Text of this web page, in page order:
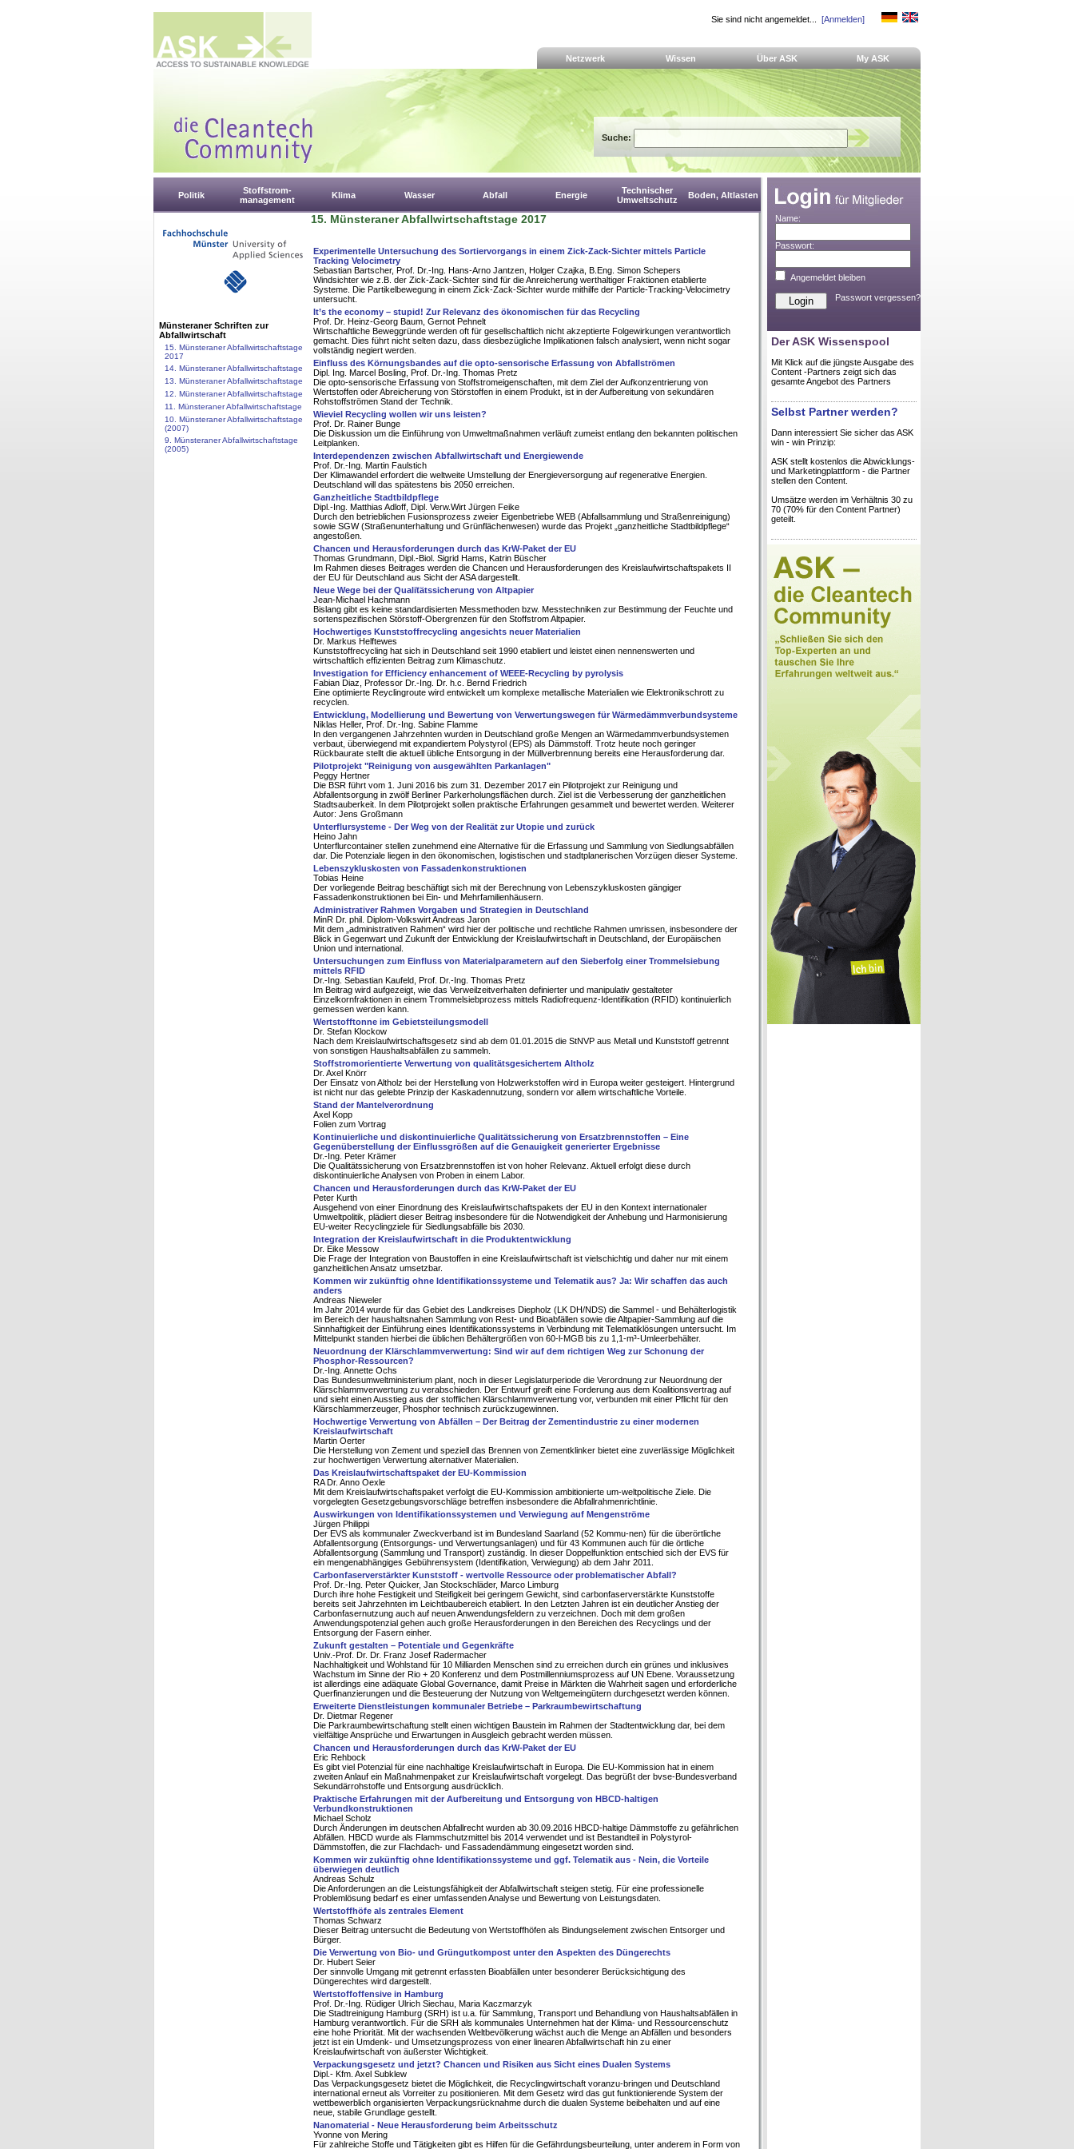
Sie sind nicht angemeldet... [Anmelden]
Netzwerk Wissen Über ASK My ASK
Suche:
Politik
Stoffstrom-
management
Klima Wasser Abfall Energie
Technischer
Umweltschutz
Boden, Altlasten
Münsteraner Schriften zur
Abfallwirtschaft
15. Münsteraner Abfallwirtschaftstage
2017
14. Münsteraner Abfallwirtschaftstage
13. Münsteraner Abfallwirtschaftstage
12. Münsteraner Abfallwirtschaftstage
11. Münsteraner Abfallwirtschaftstage
10. Münsteraner Abfallwirtschaftstage
(2007)
9. Münsteraner Abfallwirtschaftstage
(2005)
15. Münsteraner Abfallwirtschaftstage 2017
Experimentelle Untersuchung des Sortiervorgangs in einem Zick-Zack-Sichter mittels Particle
Tracking Velocimetry
Sebastian Bartscher, Prof. Dr.-Ing. Hans-Arno Jantzen, Holger Czajka, B.Eng. Simon Schepers
Windsichter wie z.B. der Zick-Zack-Sichter sind für die Anreicherung werthaltiger Fraktionen etablierte
Systeme. Die Partikelbewegung in einem Zick-Zack-Sichter wurde mithilfe der Particle-Tracking-Velocimetry
untersucht.
It’s the economy – stupid! Zur Relevanz des ökonomischen für das Recycling
Prof. Dr. Heinz-Georg Baum, Gernot Pehnelt
Wirtschaftliche Beweggründe werden oft für gesellschaftlich nicht akzeptierte Folgewirkungen verantwortlich
gemacht. Dies führt nicht selten dazu, dass diesbezügliche Implikationen falsch analysiert, wenn nicht sogar
vollständig negiert werden.
Einfluss des Körnungsbandes auf die opto-sensorische Erfassung von Abfallströmen
Dipl. Ing. Marcel Bosling, Prof. Dr.-Ing. Thomas Pretz
Die opto-sensorische Erfassung von Stoffstromeigenschaften, mit dem Ziel der Aufkonzentrierung von
Wertstoffen oder Abreicherung von Störstoffen in einem Produkt, ist in der Aufbereitung von sekundären
Rohstoffströmen Stand der Technik.
Wieviel Recycling wollen wir uns leisten?
Prof. Dr. Rainer Bunge
Die Diskussion um die Einführung von Umweltmaßnahmen verläuft zumeist entlang den bekannten politischen
Leitplanken.
Interdependenzen zwischen Abfallwirtschaft und Energiewende
Prof. Dr.-Ing. Martin Faulstich
Der Klimawandel erfordert die weltweite Umstellung der Energieversorgung auf regenerative Energien.
Deutschland will das spätestens bis 2050 erreichen.
Ganzheitliche Stadtbildpflege
Dipl.-Ing. Matthias Adloff, Dipl. Verw.Wirt Jürgen Feike
Durch den betrieblichen Fusionsprozess zweier Eigenbetriebe WEB (Abfallsammlung und Straßenreinigung)
sowie SGW (Straßenunterhaltung und Grünflächenwesen) wurde das Projekt „ganzheitliche Stadtbildpflege“
angestoßen.
Chancen und Herausforderungen durch das KrW-Paket der EU
Thomas Grundmann, Dipl.-Biol. Sigrid Hams, Katrin Büscher
Im Rahmen dieses Beitrages werden die Chancen und Herausforderungen des Kreislaufwirtschaftspakets II
der EU für Deutschland aus Sicht der ASA dargestellt.
Neue Wege bei der Qualiẗätssicherung von Altpapier
Jean-Michael Hachmann
Bislang gibt es keine standardisierten Messmethoden bzw. Messtechniken zur Bestimmung der Feuchte und
sortenspezifischen Störstoff-Obergrenzen für den Stoffstrom Altpapier.
Hochwertiges Kunststoffrecycling angesichts neuer Materialien
Dr. Markus Helftewes
Kunststoffrecycling hat sich in Deutschland seit 1990 etabliert und leistet einen nennenswerten und
wirtschaftlich effizienten Beitrag zum Klimaschutz.
Investigation for Efficiency enhancement of WEEE-Recycling by pyrolysis
Fabian Diaz, Professor Dr.-Ing. Dr. h.c. Bernd Friedrich
Eine optimierte Reyclingroute wird entwickelt um komplexe metallische Materialien wie Elektronikschrott zu
recyclen.
Entwicklung, Modellierung und Bewertung von Verwertungswegen für Wärmedämmverbundsysteme
Niklas Heller, Prof. Dr.-Ing. Sabine Flamme
In den vergangenen Jahrzehnten wurden in Deutschland große Mengen an Wärmedammverbundsystemen
verbaut, überwiegend mit expandiertem Polystyrol (EPS) als Dämmstoff. Trotz heute noch geringer
Rückbaurate stellt die aktuell übliche Entsorgung in der Müllverbrennung bereits eine Herausforderung dar.
Pilotprojekt "Reinigung von ausgewählten Parkanlagen"
Peggy Hertner
Die BSR führt vom 1. Juni 2016 bis zum 31. Dezember 2017 ein Pilotprojekt zur Reinigung und
Abfallentsorgung in zwölf Berliner Parkerholungsflächen durch. Ziel ist die Verbesserung der ganzheitlichen
Stadtsauberkeit. In dem Pilotprojekt sollen praktische Erfahrungen gesammelt und bewertet werden. Weiterer
Autor: Jens Großmann
Unterflursysteme - Der Weg von der Realität zur Utopie und zurück
Heino Jahn
Unterflurcontainer stellen zunehmend eine Alternative für die Erfassung und Sammlung von Siedlungsabfällen
dar. Die Potenziale liegen in den ökonomischen, logistischen und stadtplanerischen Vorzügen dieser Systeme.
Lebenszykluskosten von Fassadenkonstruktionen
Tobias Heine
Der vorliegende Beitrag beschäftigt sich mit der Berechnung von Lebenszykluskosten gängiger
Fassadenkonstruktionen bei Ein- und Mehrfamilienhäusern.
Administrativer Rahmen Vorgaben und Strategien in Deutschland
MinR Dr. phil. Diplom-Volkswirt Andreas Jaron
Mit dem „administrativen Rahmen“ wird hier der politische und rechtliche Rahmen umrissen, insbesondere der
Blick in Gegenwart und Zukunft der Entwicklung der Kreislaufwirtschaft in Deutschland, der Europäischen
Union und international.
Untersuchungen zum Einfluss von Materialparametern auf den Sieberfolg einer Trommelsiebung
mittels RFID
Dr.-Ing. Sebastian Kaufeld, Prof. Dr.-Ing. Thomas Pretz
Im Beitrag wird aufgezeigt, wie das Verweilzeitverhalten definierter und manipulativ gestalteter
Einzelkornfraktionen in einem Trommelsiebprozess mittels Radiofrequenz-Identifikation (RFID) kontinuierlich
gemessen werden kann.
Wertstofftonne im Gebietsteilungsmodell
Dr. Stefan Klockow
Nach dem Kreislaufwirtschaftsgesetz sind ab dem 01.01.2015 die StNVP aus Metall und Kunststoff getrennt
von sonstigen Haushaltsabfällen zu sammeln.
Stoffstromorientierte Verwertung von qualitätsgesichertem Altholz
Dr. Axel Knörr
Der Einsatz von Altholz bei der Herstellung von Holzwerkstoffen wird in Europa weiter gesteigert. Hintergrund
ist nicht nur das gelebte Prinzip der Kaskadennutzung, sondern vor allem wirtschaftliche Vorteile.
Stand der Mantelverordnung
Axel Kopp
Folien zum Vortrag
Kontinuierliche und diskontinuierliche Qualitätssicherung von Ersatzbrennstoffen – Eine
Gegenüberstellung der Einflussgrößen auf die Genauigkeit generierter Ergebnisse
Dr.-Ing. Peter Krämer
Die Qualitätssicherung von Ersatzbrennstoffen ist von hoher Relevanz. Aktuell erfolgt diese durch
diskontinuierliche Analysen von Proben in einem Labor.
Chancen und Herausforderungen durch das KrW-Paket der EU
Peter Kurth
Ausgehend von einer Einordnung des Kreislaufwirtschaftspakets der EU in den Kontext internationaler
Umweltpolitik, plädiert dieser Beitrag insbesondere für die Notwendigkeit der Anhebung und Harmonisierung
EU-weiter Recyclingziele für Siedlungsabfälle bis 2030.
Integration der Kreislaufwirtschaft in die Produktentwicklung
Dr. Eike Messow
Die Frage der Integration von Baustoffen in eine Kreislaufwirtschaft ist vielschichtig und daher nur mit einem
ganzheitlichen Ansatz umsetzbar.
Kommen wir zukünftig ohne Identifikationssysteme und Telematik aus? Ja: Wir schaffen das auch
anders
Andreas Nieweler
Im Jahr 2014 wurde für das Gebiet des Landkreises Diepholz (LK DH/NDS) die Sammel - und Behälterlogistik
im Bereich der haushaltsnahen Sammlung von Rest- und Bioabfällen sowie die Altpapier-Sammlung auf die
Sinnhaftigkeit der Einführung eines Identifikationssystems in Verbindung mit Telematiklösungen untersucht. Im
Mittelpunkt standen hierbei die üblichen Behältergrößen von 60-l-MGB bis zu 1,1-m³-Umleerbehälter.
Neuordnung der Klärschlammverwertung: Sind wir auf dem richtigen Weg zur Schonung der
Phosphor-Ressourcen?
Dr.-Ing. Annette Ochs
Das Bundesumweltministerium plant, noch in dieser Legislaturperiode die Verordnung zur Neuordnung der
Klärschlammverwertung zu verabschieden. Der Entwurf greift eine Forderung aus dem Koalitionsvertrag auf
und sieht einen Ausstieg aus der stofflichen Klärschlammverwertung vor, verbunden mit einer Pflicht für den
Klärschlammerzeuger, Phosphor technisch zurückzugewinnen.
Hochwertige Verwertung von Abfällen – Der Beitrag der Zementindustrie zu einer modernen
Kreislaufwirtschaft
Martin Oerter
Die Herstellung von Zement und speziell das Brennen von Zementklinker bietet eine zuverlässige Möglichkeit
zur hochwertigen Verwertung alternativer Materialien.
Das Kreislaufwirtschaftspaket der EU-Kommission
RA Dr. Anno Oexle
Mit dem Kreislaufwirtschaftspaket verfolgt die EU-Kommission ambitionierte um-weltpolitische Ziele. Die
vorgelegten Gesetzgebungsvorschläge betreffen insbesondere die Abfallrahmenrichtlinie.
Auswirkungen von Identifikationssystemen und Verwiegung auf Mengenströme
Jürgen Philippi
Der EVS als kommunaler Zweckverband ist im Bundesland Saarland (52 Kommu-nen) für die überörtliche
Abfallentsorgung (Entsorgungs- und Verwertungsanlagen) und für 43 Kommunen auch für die örtliche
Abfallentsorgung (Sammlung und Transport) zuständig. In dieser Doppelfunktion entschied sich der EVS für
ein mengenabhängiges Gebührensystem (Identifikation, Verwiegung) ab dem Jahr 2011.
Carbonfaserverstärkter Kunststoff - wertvolle Ressource oder problematischer Abfall?
Prof. Dr.-Ing. Peter Quicker, Jan Stockschläder, Marco Limburg
Durch ihre hohe Festigkeit und Steifigkeit bei geringem Gewicht, sind carbonfaserverstärkte Kunststoffe
bereits seit Jahrzehnten im Leichtbaubereich etabliert. In den Letzten Jahren ist ein deutlicher Anstieg der
Carbonfasernutzung auch auf neuen Anwendungsfeldern zu verzeichnen. Doch mit dem großen
Anwendungspotenzial gehen auch große Herausforderungen in den Bereichen des Recyclings und der
Entsorgung der Fasern einher.
Zukunft gestalten – Potentiale und Gegenkräfte
Univ.-Prof. Dr. Dr. Franz Josef Radermacher
Nachhaltigkeit und Wohlstand für 10 Milliarden Menschen sind zu erreichen durch ein grünes und inklusives
Wachstum im Sinne der Rio + 20 Konferenz und dem Postmillenniumsprozess auf UN Ebene. Voraussetzung
ist allerdings eine adäquate Global Governance, damit Preise in Märkten die Wahrheit sagen und erforderliche
Querfinanzierungen und die Besteuerung der Nutzung von Weltgemeingütern durchgesetzt werden können.
Erweiterte Dienstleistungen kommunaler Betriebe – Parkraumbewirtschaftung
Dr. Dietmar Regener
Die Parkraumbewirtschaftung stellt einen wichtigen Baustein im Rahmen der Stadtentwicklung dar, bei dem
vielfältige Ansprüche und Erwartungen in Ausgleich gebracht werden müssen.
Chancen und Herausforderungen durch das KrW-Paket der EU
Eric Rehbock
Es gibt viel Potenzial für eine nachhaltige Kreislaufwirtschaft in Europa. Die EU-Kommission hat in einem
zweiten Anlauf ein Maßnahmenpaket zur Kreislaufwirtschaft vorgelegt. Das begrüßt der bvse-Bundesverband
Sekundärrohstoffe und Entsorgung ausdrücklich.
Praktische Erfahrungen mit der Aufbereitung und Entsorgung von HBCD-haltigen
Verbundkonstruktionen
Michael Scholz
Durch Änderungen im deutschen Abfallrecht wurden ab 30.09.2016 HBCD-haltige Dämmstoffe zu gefährlichen
Abfällen. HBCD wurde als Flammschutzmittel bis 2014 verwendet und ist Bestandteil in Polystyrol-
Dämmstoffen, die zur Flachdach- und Fassadendämmung eingesetzt worden sind.
Kommen wir zukünftig ohne Identifikationssysteme und ggf. Telematik aus - Nein, die Vorteile
überwiegen deutlich
Andreas Schulz
Die Anforderungen an die Leistungsfähigkeit der Abfallwirtschaft steigen stetig. Für eine professionelle
Problemlösung bedarf es einer umfassenden Analyse und Bewertung von Leistungsdaten.
Wertstoffhöfe als zentrales Element
Thomas Schwarz
Dieser Beitrag untersucht die Bedeutung von Wertstoffhöfen als Bindungselement zwischen Entsorger und
Bürger.
Die Verwertung von Bio- und Grüngutkompost unter den Aspekten des Düngerechts
Dr. Hubert Seier
Der sinnvolle Umgang mit getrennt erfassten Bioabfällen unter besonderer Berücksichtigung des
Düngerechtes wird dargestellt.
Wertstoffoffensive in Hamburg
Prof. Dr.-Ing. Rüdiger Ulrich Siechau, Maria Kaczmarzyk
Die Stadtreinigung Hamburg (SRH) ist u.a. für Sammlung, Transport und Behandlung von Haushaltsabfällen in
Hamburg verantwortlich. Für die SRH als kommunales Unternehmen hat der Klima- und Ressourcenschutz
eine hohe Priorität. Mit der wachsenden Weltbevölkerung wächst auch die Menge an Abfällen und besonders
jetzt ist ein Umdenk- und Umsetzungsprozess von einer linearen Abfallwirtschaft hin zu einer
Kreislaufwirtschaft von äußerster Wichtigkeit.
Verpackungsgesetz und jetzt? Chancen und Risiken aus Sicht eines Dualen Systems
Dipl.- Kfm. Axel Subklew
Das Verpackungsgesetz bietet die Möglichkeit, die Recyclingwirtschaft voranzu-bringen und Deutschland
international erneut als Vorreiter zu positionieren. Mit dem Gesetz wird das gut funktionierende System der
wettbewerblich organisierten Verpackungsrücknahme durch die dualen Systeme beibehalten und auf eine
neue, stabile Grundlage gestellt.
Nanomaterial - Neue Herausforderung beim Arbeitsschutz
Yvonne von Mering
Für zahlreiche Stoffe und Tätigkeiten gibt es Hilfen für die Gefährdungsbeurteilung, unter anderem in Form von
Name:
Passwort:
Angemeldet bleiben
Passwort vergessen?
Der ASK Wissenspool
Mit Klick auf die jüngste Ausgabe des
Content -Partners zeigt sich das
gesamte Angebot des Partners
Selbst Partner werden?
Dann interessiert Sie sicher das ASK
win - win Prinzip:
ASK stellt kostenlos die Abwicklungs-
und Marketingplattform - die Partner
stellen den Content.
Umsätze werden im Verhältnis 30 zu
70 (70% für den Content Partner)
geteilt.